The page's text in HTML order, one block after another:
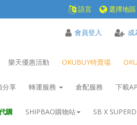
語言 選擇地區
樂天優惠活動 OKUBUY特賣場
分享 轉運服務 倉配服務 下載
購 SHIPBAO購物站 SB X
會員登入 成